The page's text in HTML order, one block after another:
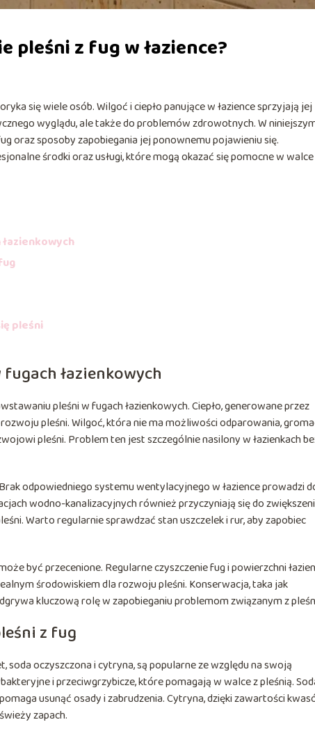
pleśni z fug w łazience?
się wiele osób. Wilgoć i ciepło panujące w łazience sprzyjają jej
wyglądu, ale także do problemów zdrowotnych. W
oraz sposoby zapobiegania jej ponownemu pojawieniu się.
środki oraz usługi, które mogą okazać się pomocne w
pleśni
łazienkowych
pleśni w fugach łazienkowych. Ciepło, generowane przez
pleśni. Wilgoć, która nie ma możliwości odparowania,
pleśni. Problem ten jest szczególnie nasilony w łazienkach
odpowiedniego systemu wentylacyjnego w łazience prowadzi
wodno-kanalizacyjnych również przyczyniają się do
Warto regularnie sprawdzać stan uszczelek i rur, aby zapobiec
być przecenione. Regularne czyszczenie fug i powierzchni
środowiskiem dla rozwoju pleśni. Konserwacja, taka jak
kluczową rolę w zapobieganiu problemom związanym z
z fug
oczyszczona i cytryna, są popularne ze względu na swoją
i przeciwgrzybicze, które pomagają w walce z pleśnią.
usunąć osady i zabrudzenia. Cytryna, dzięki zawartości
zapach.